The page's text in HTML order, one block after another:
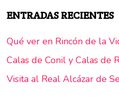
ENTRADAS RECIENTES
Qué ver en Rincón de la
Calas de Conil y Calas de
Visita al Real Alcázar de